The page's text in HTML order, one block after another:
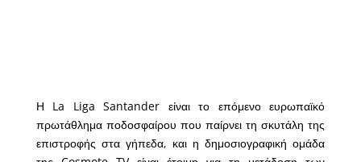
Η La Liga Santander είναι το επόμενο ευρωπαϊκό
πρωτάθλημα ποδοσφαίρου που παίρνει τη σκυτάλη της
επιστροφής στα γήπεδα, και η δημοσιογραφική ομάδα